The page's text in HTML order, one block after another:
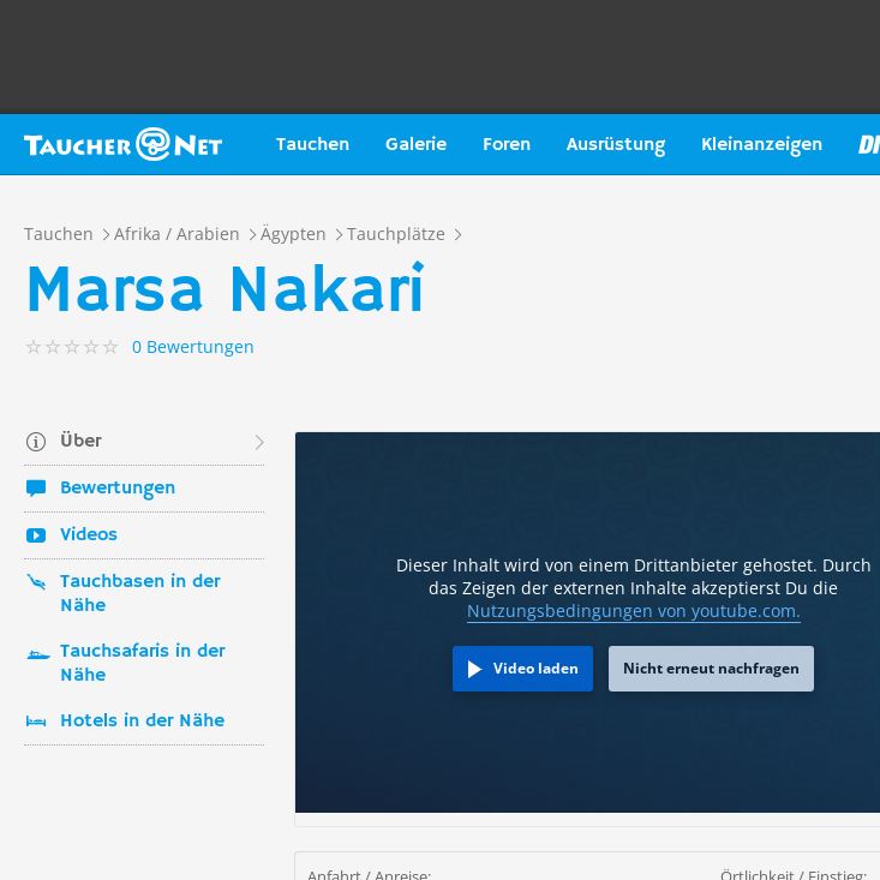
Tauchen Galerie Foren Ausrüstung Kleinanzeigen
Tauchen Afrika / Arabien Ägypten Tauchplätze
Marsa Nakari
0 Bewertungen
Über
Bewertungen
Videos
Tauchbasen in der
Nähe
Tauchsafaris in der
Nähe
Hotels in der Nähe
Dieser Inhalt wird von einem Drittanbieter gehostet. Durch
das Zeigen der externen Inhalte akzeptierst Du die
Nutzungsbedingungen von youtube.com.
Video laden Nicht erneut nachfragen